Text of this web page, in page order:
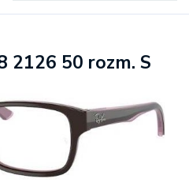
2126 50 rozm. S